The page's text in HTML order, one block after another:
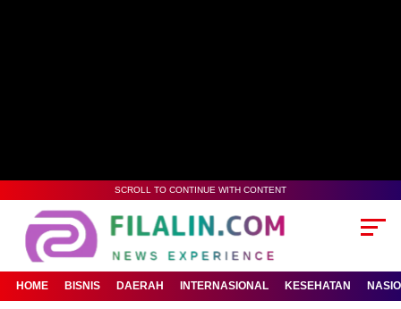
SCROLL TO CONTINUE WITH CONTENT
HOME BISNIS DAERAH INTERNASIONAL KESEHATAN